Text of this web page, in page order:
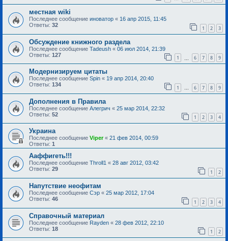
местная wiki
Последнее сообщение иноватор « 16 апр 2015, 11:45
Ответы: 32 1 2 3
Обсуждение книжного раздела
Последнее сообщение Tadeush « 06 июл 2014, 21:39
Ответы: 127 1 6 7 8 9
Модернизируем цитаты
Последнее сообщение Spin « 19 апр 2014, 20:40
Ответы: 134 1 … 6 7 8 9
Дополнения в Правила
Последнее сообщение Алегрич « 25 мар 2014, 22:32
Ответы: 52 1 2 3 4
Украина
Последнее сообщение Viper« 21 фев 2014, 00:59
Ответы: 1
Ааффигеть!!!
Последнее сообщение Throll1 « 28 авг 2012, 03:42
Ответы: 29 1 2
Напутствие неофитам
Последнее сообщение Сэр « 25 мар 2012, 17:04
Ответы: 46 1 2 3 4
Справочный материал
Последнее сообщение Rayden « 28 фев 2012, 22:10
Ответы: 18 1 2